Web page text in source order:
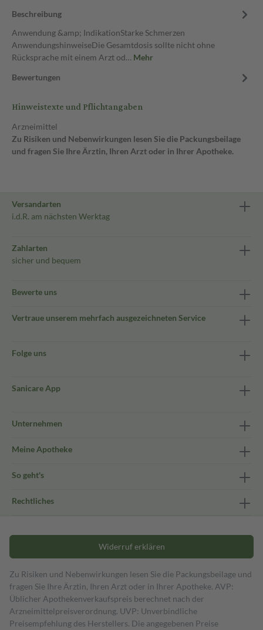
Beschreibung
Anwendung &amp; IndikationStarke Schmerzen
AnwendungshinweiseDie Gesamtdosis sollte nicht ohne
Rücksprache mit einem Arzt od… Mehr
Bewertungen
Hinweistexte und Pflichtangaben
Arzneimittel
Zu Risiken und Nebenwirkungen lesen Sie die Packungsbeilage
und fragen Sie Ihre Ärztin, Ihren Arzt oder in Ihrer Apotheke.
Versandarten
i.d.R. am nächsten Werktag
Zahlarten
sicher und bequem
Bewerte uns
Vertraue unserem mehrfach ausgezeichneten Service
Folge uns
Sanicare App
Unternehmen
Meine Apotheke
So geht's
Rechtliches
Widerruf erklären
Zu Risiken und Nebenwirkungen lesen Sie die Packungsbeilage und
fragen Sie Ihre Ärztin, Ihren Arzt oder in Ihrer Apotheke. AVP:
Üblicher Apothekenverkaufspreis berechnet nach der
Arzneimittelpreisverordnung. UVP: Unverbindliche
Preisempfehlung des Herstellers. Die angegebenen Preise